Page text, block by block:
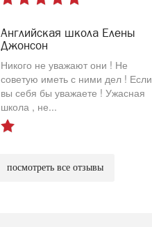
Английская школа Елены
Джонсон
Никого не уважают они ! Не
советую иметь с ними дел ! Если
вы себя бы уважаете ! Ужасная
школа , не...
посмотреть все отзывы